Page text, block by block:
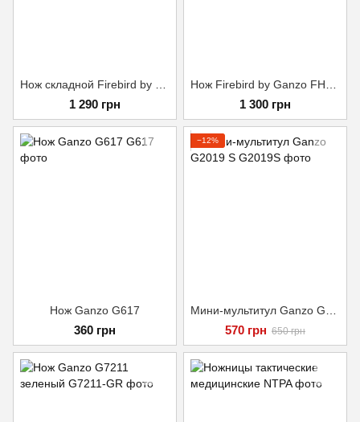
1 290 грн 1 300 грн
Нож Ganzo G617
360 грн
−12%
570 грн 650 грн